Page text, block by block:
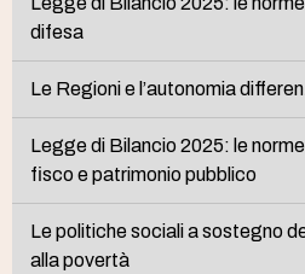
difesa
Le Regioni e l’autonomia
Legge di Bilancio 2025: le
fisco e patrimonio pubblico
Le politiche sociali a sostegno
alla povertà